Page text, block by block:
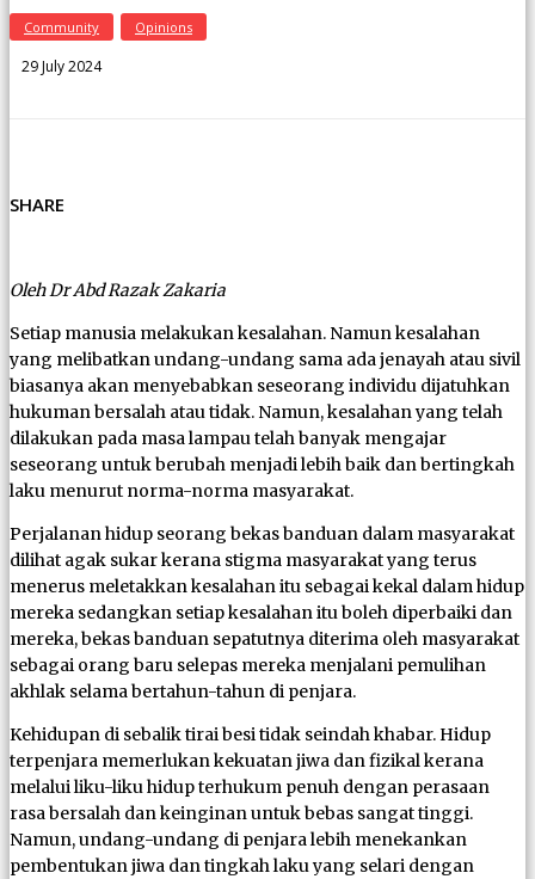
Community Opinions
29 July 2024
SHARE
Oleh Dr Abd Razak Zakaria
Setiap manusia melakukan kesalahan. Namun kesalahan
yang melibatkan undang-undang sama ada jenayah atau sivil
biasanya akan menyebabkan seseorang individu dijatuhkan
hukuman bersalah atau tidak. Namun, kesalahan yang telah
dilakukan pada masa lampau telah banyak mengajar
seseorang untuk berubah menjadi lebih baik dan bertingkah
laku menurut norma-norma masyarakat.
Perjalanan hidup seorang bekas banduan dalam masyarakat
dilihat agak sukar kerana stigma masyarakat yang terus
menerus meletakkan kesalahan itu sebagai kekal dalam hidup
mereka sedangkan setiap kesalahan itu boleh diperbaiki dan
mereka, bekas banduan sepatutnya diterima oleh masyarakat
sebagai orang baru selepas mereka menjalani pemulihan
akhlak selama bertahun-tahun di penjara.
Kehidupan di sebalik tirai besi tidak seindah khabar. Hidup
terpenjara memerlukan kekuatan jiwa dan fizikal kerana
melalui liku-liku hidup terhukum penuh dengan perasaan
rasa bersalah dan keinginan untuk bebas sangat tinggi.
Namun, undang-undang di penjara lebih menekankan
pembentukan jiwa dan tingkah laku yang selari dengan